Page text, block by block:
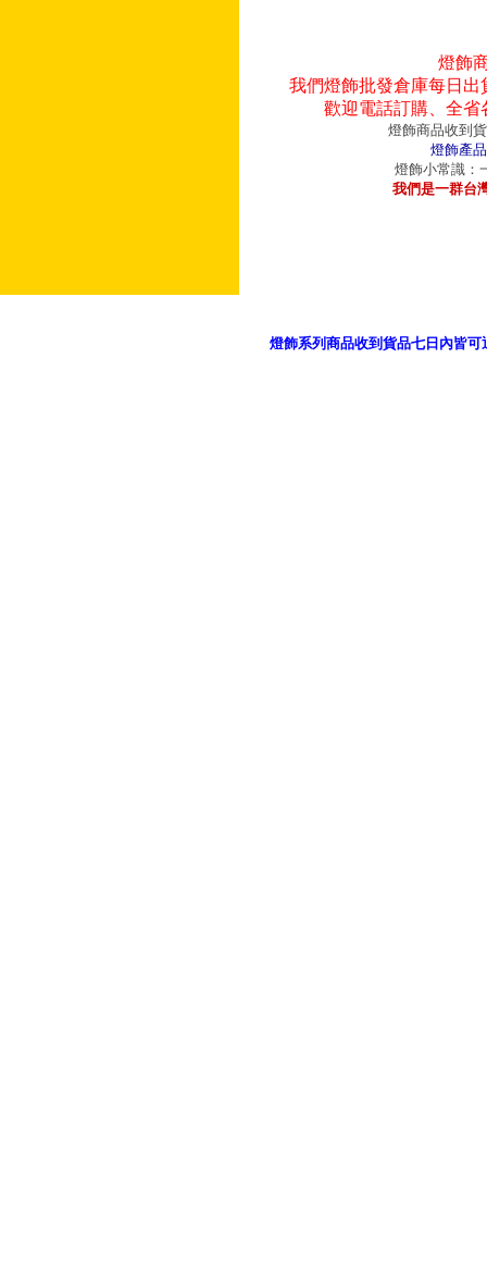
燈飾
我們燈飾批發倉庫每日
歡迎電話訂購、全
燈飾商品收到
燈飾產
燈飾小常識：
我們是一群台
燈飾系列商品收到貨品七日內皆